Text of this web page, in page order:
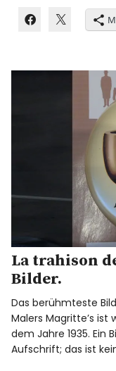
La trahison
Bilder.
Das berühmteste
Malers Magritte’s ist
dem Jahre 1935. Ein
Aufschrift; das ist